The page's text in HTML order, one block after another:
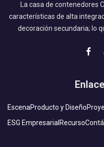
La casa de contenedores
características de alta
decoración secundaria; lo
EscenaProducto y Diseño
ESG Empresarial Recurso